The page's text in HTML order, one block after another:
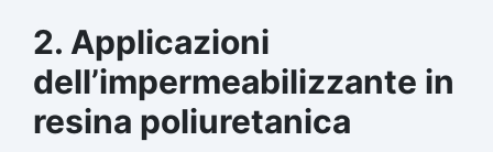
2. Applicazioni
dell’impermeabilizzante in
resina poliuretanica